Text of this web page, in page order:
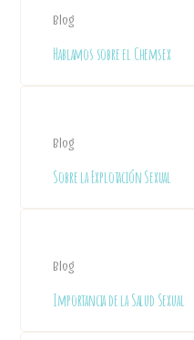
Blog
Hablamos sobre el Chemsex
Blog
Sobre la Explotación Sexual
Blog
Importancia de la Salud Sexual